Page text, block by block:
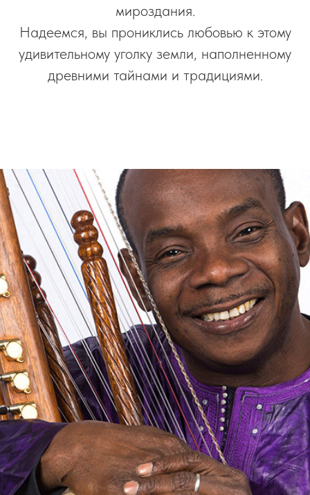
мироздания.
Надеемся, вы прониклись любовью к этому
удивительному уголку земли, наполненному
древними тайнами и традициями.